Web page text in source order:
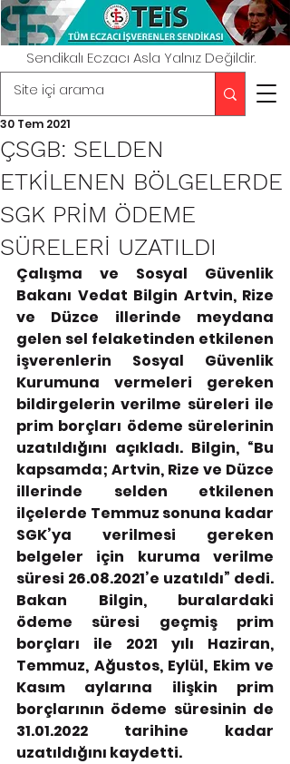
Sendikalı Eczacı Asla Yalnız Değildir.
ÇSGB: SELDEN
ETKİLENEN BÖLGELERDE
SGK PRİM ÖDEME
SÜRELERİ UZATILDI
30 Tem 2021
Çalışma ve Sosyal Güvenlik
Bakanı Vedat Bilgin Artvin, Rize
ve Düzce illerinde meydana
gelen sel felaketinden etkilenen
işverenlerin Sosyal Güvenlik
Kurumuna vermeleri gereken
bildirgelerin verilme süreleri ile
prim borçları ödeme sürelerinin
uzatıldığını açıkladı. Bilgin, “Bu
kapsamda; Artvin, Rize ve Düzce
illerinde selden etkilenen
ilçelerde Temmuz sonuna kadar
SGK’ya verilmesi gereken
belgeler için kuruma verilme
süresi 26.08.2021’e uzatıldı” dedi.
Bakan Bilgin, buralardaki
ödeme süresi geçmiş prim
borçları ile 2021 yılı Haziran,
Temmuz, Ağustos, Eylül, Ekim ve
Kasım aylarına ilişkin prim
borçlarının ödeme süresinin de
31.01.2022 tarihine kadar
uzatıldığını kaydetti.